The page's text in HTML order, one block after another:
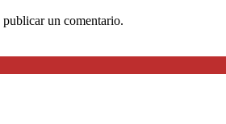
publicar un comentario.